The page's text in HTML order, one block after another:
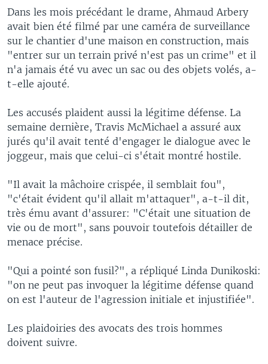
Dans les mois précédant le drame, Ahmaud Arbery
avait bien été filmé par une caméra de surveillance
sur le chantier d'une maison en construction, mais
"entrer sur un terrain privé n'est pas un crime" et il
n'a jamais été vu avec un sac ou des objets volés, a-
t-elle ajouté.
Les accusés plaident aussi la légitime défense. La
semaine dernière, Travis McMichael a assuré aux
jurés qu'il avait tenté d'engager le dialogue avec le
joggeur, mais que celui-ci s'était montré hostile.
"Il avait la mâchoire crispée, il semblait fou",
"c'était évident qu'il allait m'attaquer", a-t-il dit,
très ému avant d'assurer: "C'était une situation de
vie ou de mort", sans pouvoir toutefois détailler de
menace précise.
"Qui a pointé son fusil?", a répliqué Linda Dunikoski:
"on ne peut pas invoquer la légitime défense quand
on est l'auteur de l'agression initiale et injustifiée".
Les plaidoiries des avocats des trois hommes
doivent suivre.